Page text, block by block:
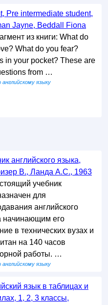
Pre intermediate student,
Jayne, Beddall Fiona
из книги: What do
What do you fear?
in your pocket? These are
from …
английскому языку
английского языка,
В., Ланда А.С., 1963
учебник
для
английского
начинающим его
в технических вузах и
на 140 часов
работы. …
английскому языку
язык в таблицах и
1, 2, 3 классы,